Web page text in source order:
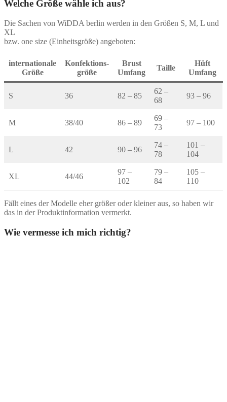
der
gewählt
Welche Größe wähle ich aus?
Die Sachen von WiDDA berlin werden in den Größen S, M, L und
XL
bzw. one size (Einheitsgröße) angeboten:
internationale
Größe
Konfektions-
größe
Brust
Umfang
Taille
Hüft
Umfang
S 36 82 – 85
62 –
68
93 – 96
M 38/40 86 – 89
69 –
73
97 – 100
L 42 90 – 96
74 –
78
101 –
104
XL 44/46
97 –
102
79 –
84
105 –
110
Fällt eines der Modelle eher größer oder kleiner aus, so haben wir
das in der Produktinformation vermerkt.
Wie vermesse ich mich richtig?